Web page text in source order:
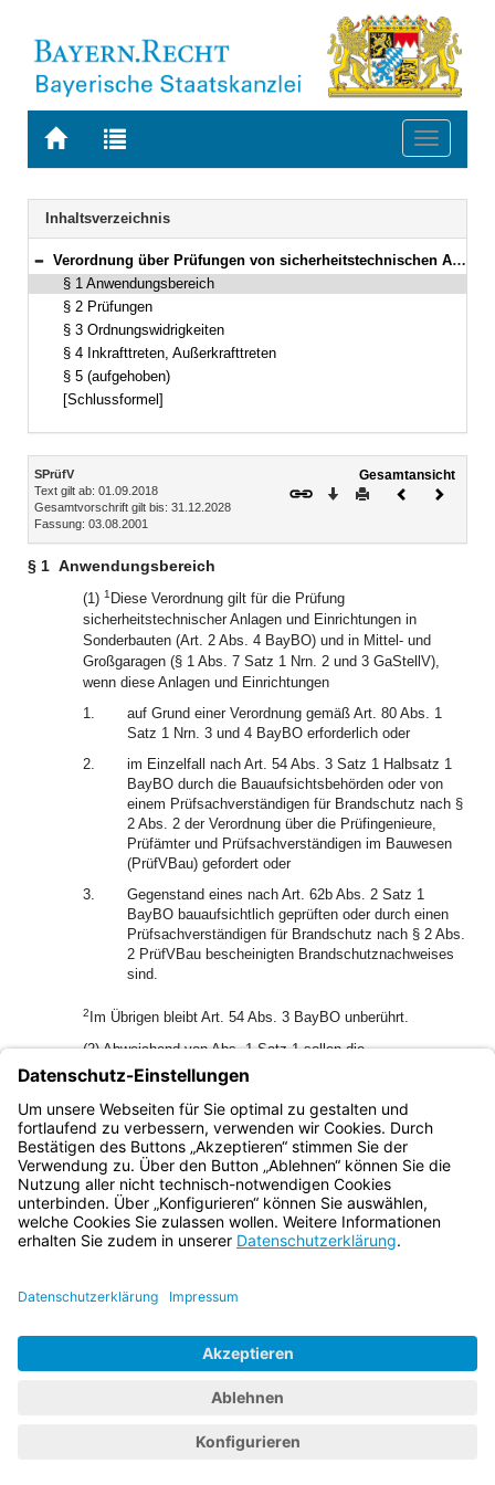
Zur
BAYERN.RECHT
Zur
letzten
Suche
Toggle
Navigation
Inhaltsverzeichnis
Bereich reduzieren
Verordnung über Prüfungen von sicherheitstechnischen Anlagen und Einrichtungen (Sicherheitsanlagen-Prüfverordnung – SPrüfV) Vom 3. August 2001 (GVBl. S. 593) BayRS 2132-1-9-B (§§ 1–5)
§ 1 Anwendungsbereich
§ 2 Prüfungen
§ 3 Ordnungswidrigkeiten
§ 4 Inkrafttreten, Außerkrafttreten
§ 5 (aufgehoben)
[Schlussformel]
Inhalt
SPrüfV
Text gilt ab: 01.09.2018
Gesamtvorschrift gilt bis: 31.12.2028
Fassung: 03.08.2001
Gesamtansicht
Download
DruckenVorheriges
§ 1 Anwendungsbereich
(1) 1 Diese Verordnung gilt für die Prüfung
sicherheitstechnischer Anlagen und Einrichtungen in
Sonderbauten (Art. 2 Abs. 4 BayBO) und in Mittel- und
Großgaragen (§ 1 Abs. 7 Satz 1 Nrn. 2 und 3 GaStellV),
wenn diese Anlagen und Einrichtungen
1.
auf Grund einer Verordnung gemäß Art. 80 Abs. 1
Satz 1 Nrn. 3 und 4 BayBO erforderlich oder
2.
im Einzelfall nach Art. 54 Abs. 3 Satz 1 Halbsatz 1
BayBO durch die Bauaufsichtsbehörden oder von
einem Prüfsachverständigen für Brandschutz nach §
2 Abs. 2 der Verordnung über die Prüfingenieure,
Prüfämter und Prüfsachverständigen im Bauwesen
(PrüfVBau) gefordert oder
3.
Gegenstand eines nach Art. 62b Abs. 2 Satz 1
BayBO bauaufsichtlich geprüften oder durch einen
Prüfsachverständigen für Brandschutz nach § 2 Abs.
2 PrüfVBau bescheinigten Brandschutznachweises
sind.
2 Im Übrigen bleibt Art. 54 Abs. 3 BayBO unberührt.
(2) Abweichend von Abs. 1 Satz 1 sollen die
Bauaufsichtsbehörden bei Industriebauten auf die
Prüfungen nach § 2 verzichten, wenn die Wirksamkeit und
Betriebssicherheit sicherheitstechnischer Anlagen und
Einrichtungen auf andere Weise sichergestellt ist.
Bayern.de
BayernPortal
Impressum